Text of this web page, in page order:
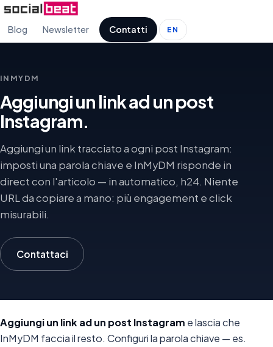
Blog Newsletter Contatti EN
INMYDM
Aggiungi un link ad un post
Instagram.
Aggiungi un link tracciato a ogni post Instagram:
imposti una parola chiave e InMyDM risponde in
direct con l'articolo — in automatico, h24. Niente
URL da copiare a mano: più engagement e click
misurabili.
Contattaci
Aggiungi un link ad un post Instagram e lascia che
InMyDM faccia il resto. Configuri la parola chiave — es.